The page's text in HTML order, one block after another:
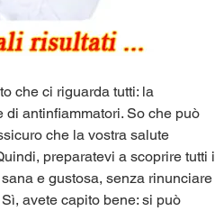
che ci riguarda tutti: la
antinfiammatori. So che può
che la vostra salute
preparatevi a scoprire tutti i
e gustosa, senza rinunciare
avete capito bene: si può